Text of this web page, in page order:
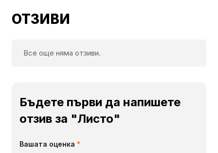
ОТЗИВИ
Все още няма отзиви.
Бъдете първи да напишете
отзив за "Листо"
Вашата оценка *